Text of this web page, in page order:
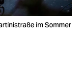
im Sommer